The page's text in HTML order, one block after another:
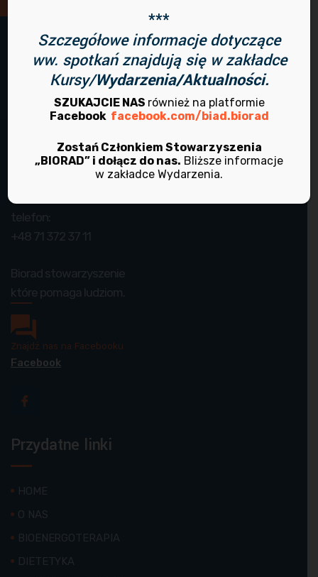
Adres:
ul. Ofiar Oświęcimskich 44a/8 oficyna
telefon:
+48 71 372 37 11
Biorad stowarzyszenie
które pomaga ludziom.
Znajdź nas na Facebooku
Facebook
Przydatne linki
HOME
O NAS
BIOENERGOTERAPIA
DIETETYKA
***
Szczegółowe informacje dotyczące
ww. spotkań znajdują się w zakładce
Kursy/Wydarzenia/Aktualności.
SZUKAJCIE NAS również na platformie
Facebook facebook.com/biad.biorad
Zostań Członkiem Stowarzyszenia
„BIORAD” i dołącz do nas. Bliższe informacje
w zakładce Wydarzenia.